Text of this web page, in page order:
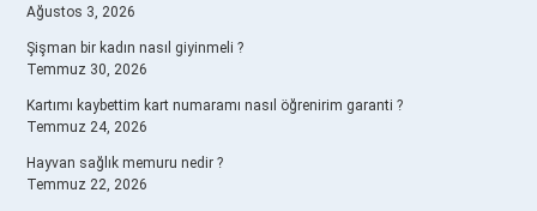
Ağustos 3, 2026
Şişman bir kadın nasıl giyinmeli ?
Temmuz 30, 2026
Kartımı kaybettim kart numaramı nasıl öğrenirim garanti ?
Temmuz 24, 2026
Hayvan sağlık memuru nedir ?
Temmuz 22, 2026